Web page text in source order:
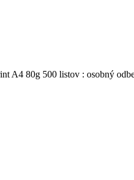
A4 80g 500 listov : osobný